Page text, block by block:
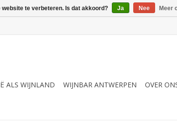
ALS WIJNLAND WIJNBAR ANTWERPEN OVER
te verbeteren. Is dat akkoord? Ja Nee Meer